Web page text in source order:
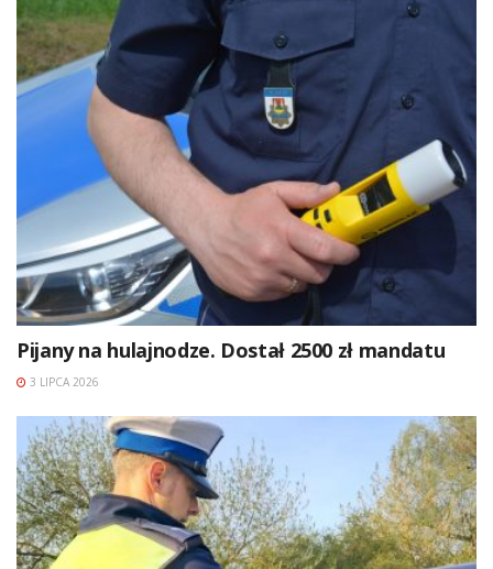
Pijany na hulajnodze. Dostał 2500 zł mandatu
3 LIPCA 2026